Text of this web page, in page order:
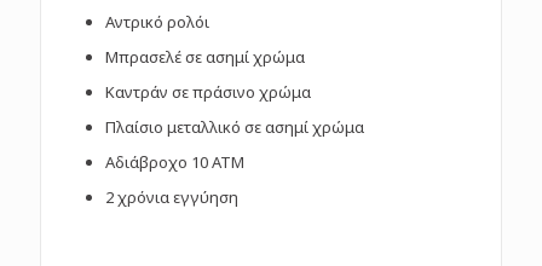
Αντρικό ρολόι
Μπρασελέ σε ασημί χρώμα
Καντράν σε πράσινο χρώμα
Πλαίσιο μεταλλικό σε ασημί χρώμα
Αδιάβροχο 10 ΑΤΜ
2 χρόνια εγγύηση